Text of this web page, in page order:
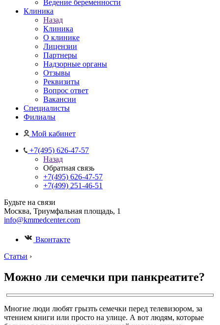
Ведение беременности
Клиника
Назад
Клиника
О клинике
Лицензии
Партнеры
Надзорные органы
Отзывы
Реквизиты
Вопрос ответ
Вакансии
Специалисты
Филиалы
Мой кабинет
+7(495) 626-47-57
Назад
Обратная связь
+7(495) 626-47-57
+7(499) 251-46-51
Будьте на связи
Москва, Триумфальная площадь, 1
info@kmmedcenter.com
Вконтакте
Статьи ›
Можно ли семечки при панкреатите?
Многие люди любят грызть семечки перед телевизором, за
чтением книги или просто на улице. А вот людям, которые